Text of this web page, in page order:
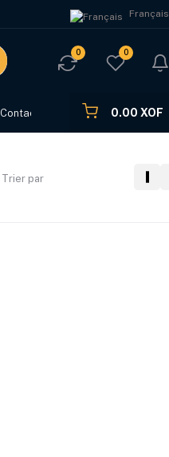
Français
0 0
Contact 0.00 XOF
Trier par